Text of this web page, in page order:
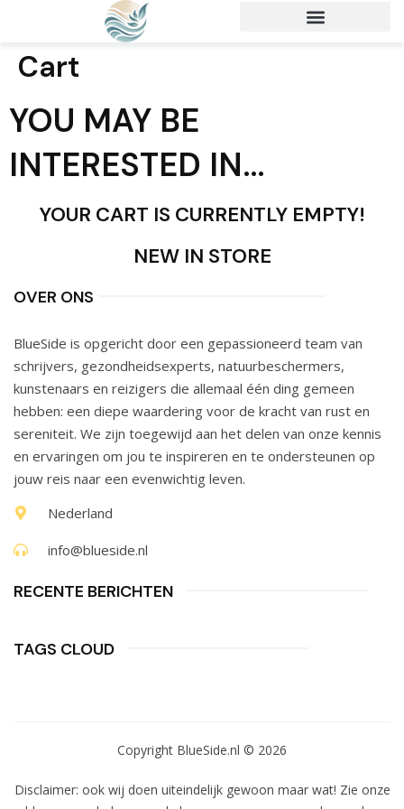
Cart
YOU MAY BE
INTERESTED IN…
YOUR CART IS CURRENTLY EMPTY!
NEW IN STORE
OVER ONS
BlueSide is opgericht door een gepassioneerd team van
schrijvers, gezondheidsexperts, natuurbeschermers,
kunstenaars en reizigers die allemaal één ding gemeen
hebben: een diepe waardering voor de kracht van rust en
sereniteit. We zijn toegewijd aan het delen van onze kennis
en ervaringen om jou te inspireren en te ondersteunen op
jouw reis naar een evenwichtig leven.
Nederland
info@blueside.nl
RECENTE BERICHTEN​
TAGS CLOUD
Copyright BlueSide.nl © 2026
Disclaimer: ook wij doen uiteindelijk gewoon maar wat! Zie onze